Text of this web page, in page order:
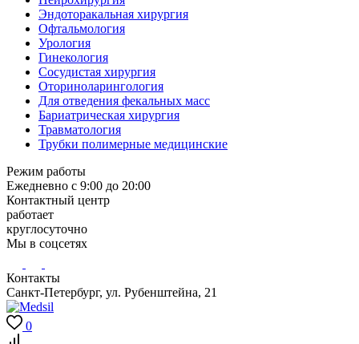
Эндоторакальная хирургия
Офтальмология
Урология
Гинекология
Сосудистая хирургия
Оториноларингология
Для отведения фекальных масс
Бариатрическая хирургия
Травматология
Трубки полимерные медицинские
Режим работы
Ежедневно с 9:00 до 20:00
Контактный центр
работает
круглосуточно
Мы в соцсетях
Контакты
Санкт-Петербург, ул. Рубенштейна, 21
0